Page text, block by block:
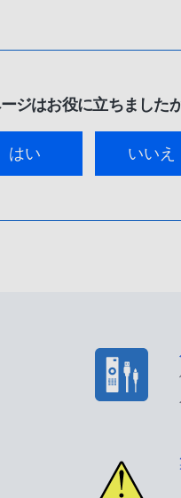
ジはお役に立ちました
はい いいえ